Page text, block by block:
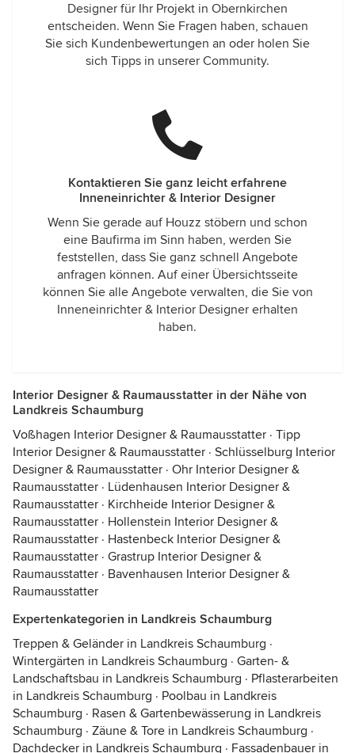
Designer für Ihr Projekt in Obernkirchen
entscheiden. Wenn Sie Fragen haben, schauen
Sie sich Kundenbewertungen an oder holen Sie
sich Tipps in unserer Community.
Kontaktieren Sie ganz leicht erfahrene
Inneneinrichter & Interior Designer
Wenn Sie gerade auf Houzz stöbern und schon
eine Baufirma im Sinn haben, werden Sie
feststellen, dass Sie ganz schnell Angebote
anfragen können. Auf einer Übersichtsseite
können Sie alle Angebote verwalten, die Sie von
Inneneinrichter & Interior Designer erhalten
haben.
Interior Designer & Raumausstatter in der Nähe von
Landkreis Schaumburg
Voßhagen Interior Designer & Raumausstatter · Tipp
Interior Designer & Raumausstatter · Schlüsselburg Interior
Designer & Raumausstatter · Ohr Interior Designer &
Raumausstatter · Lüdenhausen Interior Designer &
Raumausstatter · Kirchheide Interior Designer &
Raumausstatter · Hollenstein Interior Designer &
Raumausstatter · Hastenbeck Interior Designer &
Raumausstatter · Grastrup Interior Designer &
Raumausstatter · Bavenhausen Interior Designer &
Raumausstatter
Expertenkategorien in Landkreis Schaumburg
Treppen & Geländer in Landkreis Schaumburg ·
Wintergärten in Landkreis Schaumburg · Garten- &
Landschaftsbau in Landkreis Schaumburg · Pflasterarbeiten
in Landkreis Schaumburg · Poolbau in Landkreis
Schaumburg · Rasen & Gartenbewässerung in Landkreis
Schaumburg · Zäune & Tore in Landkreis Schaumburg ·
Dachdecker in Landkreis Schaumburg · Fassadenbauer in